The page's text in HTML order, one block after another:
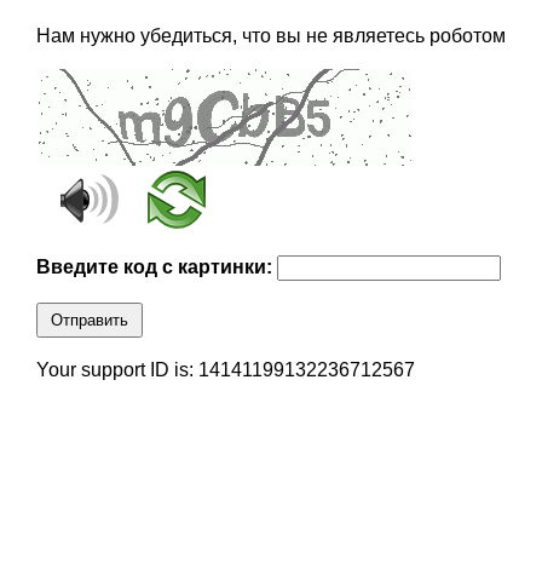
Нам нужно убедиться, что вы не являетесь роботом
Введите код с картинки:
Отправить
Your support ID is: 14141199132236712567